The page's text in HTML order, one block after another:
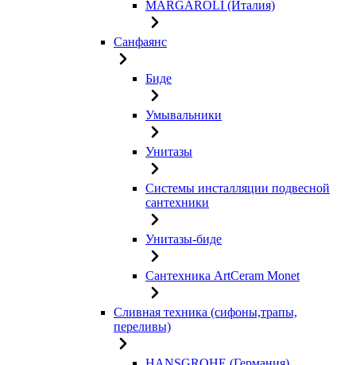
MARGAROLI (Италия)
Санфаянс
Биде
Умывальники
Унитазы
Системы инсталляции подвесной
сантехники
Унитазы-биде
Сантехника ArtCeram Monet
Сливная техника (сифоны,трапы,
переливы)